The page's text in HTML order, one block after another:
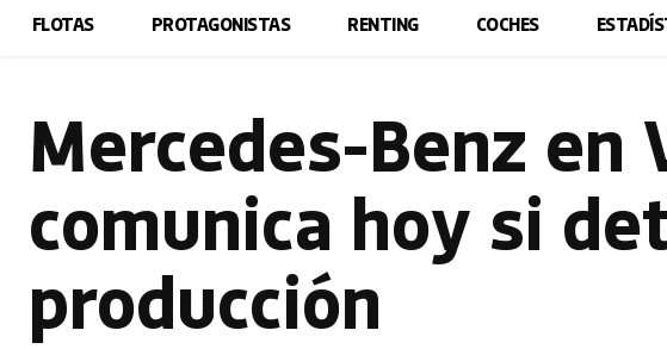
FLOTAS PROTAGONISTAS RENTING COCHES
Mercedes-Benz en
comunica hoy si
producción